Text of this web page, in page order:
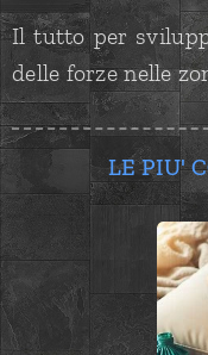
Il tutto per
delle forze nelle
LE PIU'